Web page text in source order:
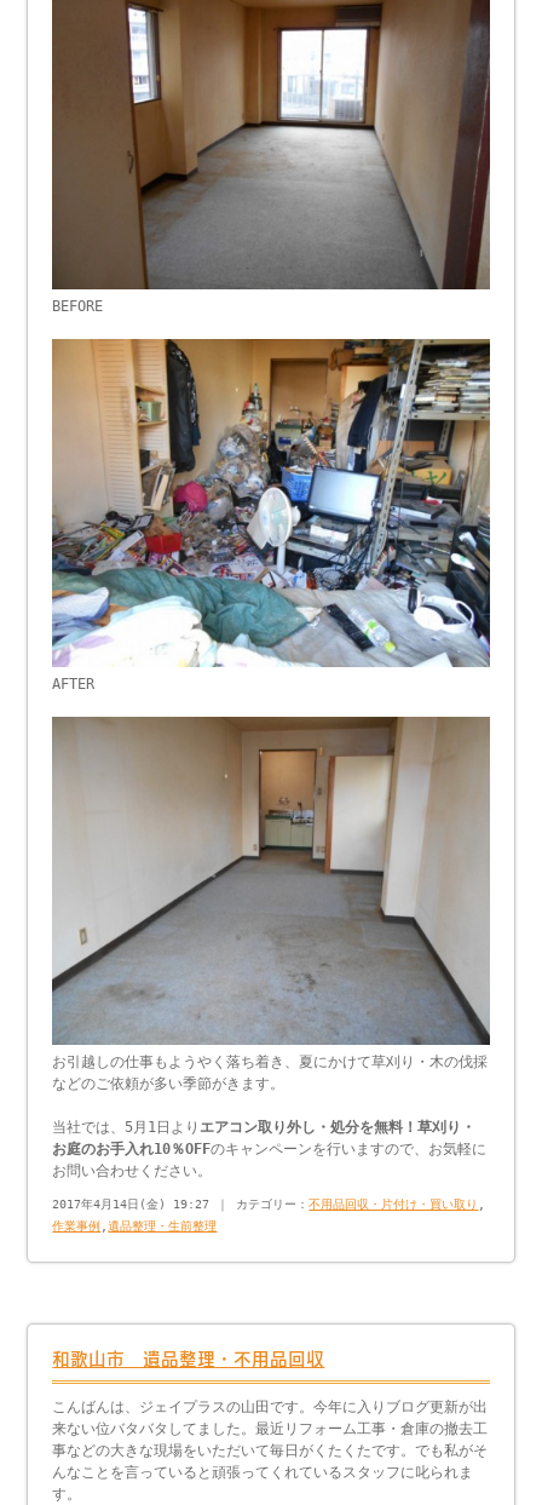
BEFORE
AFTER
お引越しの仕事もようやく落ち着き、夏にかけて草刈り・木の伐採
などのご依頼が多い季節がきます。
当社では、5月1日より エアコン取り外し・処分を無料！草刈り・
お庭のお手入れ10％OFFのキャンペーンを行いますので、お気軽に
お問い合わせください。
2017年4月14日(金) 19:27 ｜ カテゴリー：不用品回収・片付け・買い取り
作業事例
,遺品整理・生前整理
和歌山市 遺品整理・不用品回収
こんばんは、ジェイプラスの山田です。今年に入りブログ更新が出
来ない位バタバタしてました。最近リフォーム工事・倉庫の撤去工
事などの大きな現場をいただいて毎日がくたくたです。でも私がそ
んなことを言っていると頑張ってくれているスタッフに叱られま
す。